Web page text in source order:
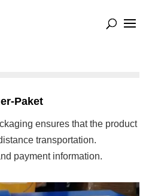
Paket
ensures that the product
transportation.
payment information.